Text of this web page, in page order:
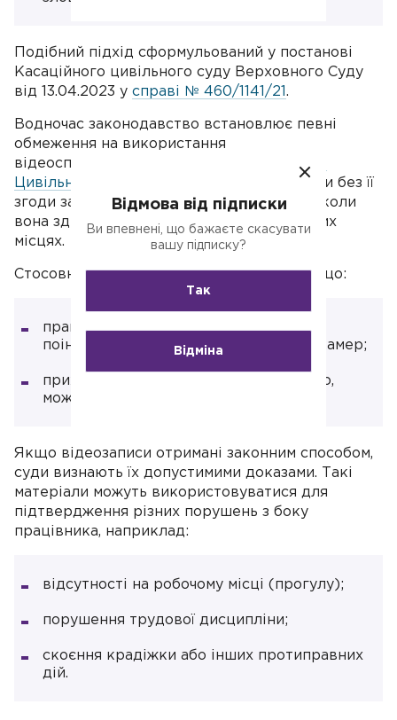
Подібний підхід сформульований у постанові
Касаційного цивільного суду Верховного Суду
від 13.04.2023 у справі № 460/1141/21 .
Водночас законодавство встановлює певні
обмеження на використання
відеоспостереження. Так, згідно зі
Цивільного кодексу України
, зйомка особи без її
згоди заборонена, за винятком випадків, коли
вона здійснюється відкрито в громадських
місцях.
Стосовно трудових відносин це означає, що:
працівник повинен бути заздалегідь
поінформований про наявність відеокамер;
приховане спостереження, як правило,
може розглядатися як незаконне.
Якщо відеозаписи отримані законним способом,
суди визнають їх допустимими доказами. Такі
матеріали можуть використовуватися для
підтвердження різних порушень з боку
працівника, наприклад:
відсутності на робочому місці (прогулу);
порушення трудової дисципліни;
скоєння крадіжки або інших протиправних
дій.
Відмова від підписки
Ви впевнені, що бажаєте скасувати
вашу підписку?
Так
Відміна